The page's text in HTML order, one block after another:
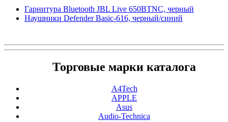
Гарнитура Bluetooth JBL Live 650BTNC, черный
Наушники Defender Basic-616, черный/синий
Торговые марки каталога
A4Tech
APPLE
Asus
Audio-Technica